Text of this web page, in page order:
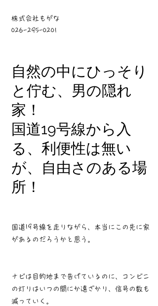
株式会社もがな
026-295-0201
自然の中にひっそり
と佇む、男の隠れ
家！
国道19号線から入
る、利便性は無い
が、自由さのある場
所！
国道19号線を走りながら、本当にこの先に家
があるのだろうかと思う。
ナビは目的地まで告げているのに、コンビニ
の灯りはいつの間にか遠ざかり、信号の数も
減っていく。